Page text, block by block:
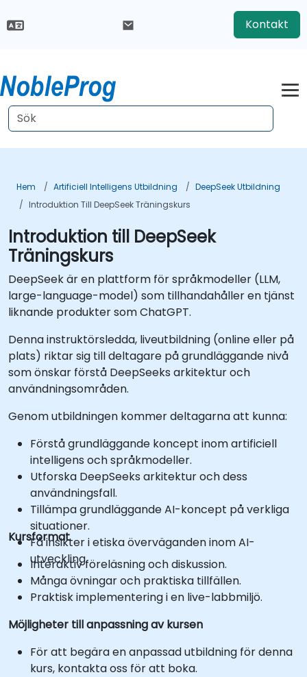
Kontakt
Hem Artificiell Intelligens Utbildning
DeepSeek Utbildning
Introduktion Till DeepSeek Träningskurs
Introduktion till DeepSeek
Träningskurs
DeepSeek är en plattform för språkmodeller (LLM,
large-language-model) som tillhandahåller en tjänst
liknande produkter som ChatGPT.
Denna instruktörsledda, liveutbildning (online eller på
plats) riktar sig till deltagare på grundläggande nivå
som önskar förstå DeepSeeks arkitektur och
användningsområden.
Genom utbildningen kommer deltagarna att kunna:
Förstå grundläggande koncept inom artificiell
intelligens och språkmodeller.
Utforska DeepSeeks arkitektur och dess
användningsfall.
Tillämpa grundläggande AI-koncept på verkliga
situationer.
Få insikter i etiska överväganden inom AI-
utveckling.
Kursformat
Interaktiv föreläsning och diskussion.
Många övningar och praktiska tillfällen.
Praktisk implementering i en live-labbmiljö.
Möjligheter till anpassning av kursen
För att begära en anpassad utbildning för denna
kurs, kontakta oss för att boka.